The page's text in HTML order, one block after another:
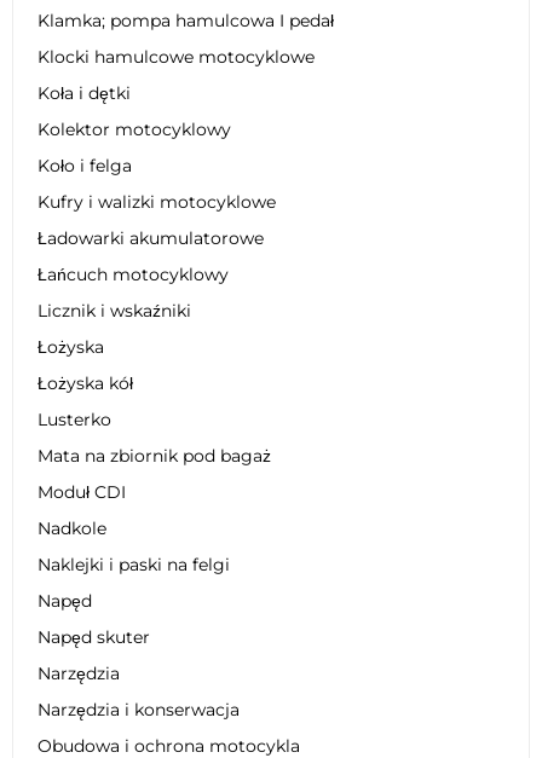
Klamka; pompa hamulcowa I pedał
Klocki hamulcowe motocyklowe
Koła i dętki
Kolektor motocyklowy
Koło i felga
Kufry i walizki motocyklowe
Ładowarki akumulatorowe
Łańcuch motocyklowy
Licznik i wskaźniki
Łożyska
Łożyska kół
Lusterko
Mata na zbiornik pod bagaż
Moduł CDI
Nadkole
Naklejki i paski na felgi
Napęd
Napęd skuter
Narzędzia
Narzędzia i konserwacja
Obudowa i ochrona motocykla